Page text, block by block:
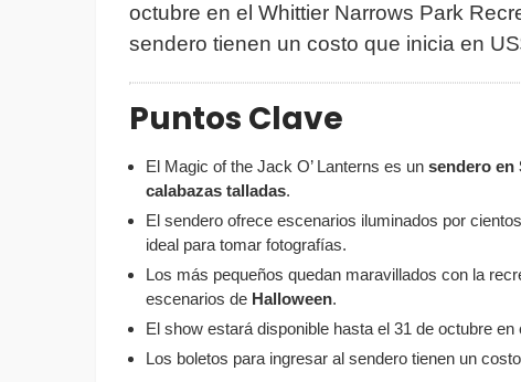
octubre en el Whittier Narrows Park
sendero tienen un costo que inicia en
Puntos Clave
El Magic of the Jack O’ Lanterns es un sendero en
calabazas talladas.
El sendero ofrece escenarios iluminados por
ideal para tomar fotografías.
Los más pequeños quedan maravillados con la
escenarios de Halloween.
El show estará disponible hasta el 31 de octubre
Los boletos para ingresar al sendero tienen un